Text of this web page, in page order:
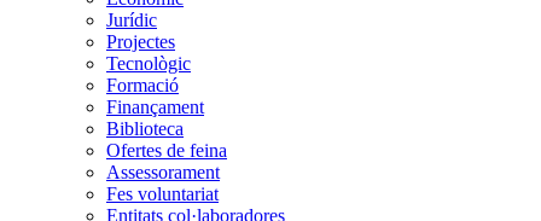
Jurídic
Projectes
Tecnològic
Formació
Finançament
Biblioteca
Ofertes de feina
Assessorament
Fes voluntariat
Entitats col·laboradores